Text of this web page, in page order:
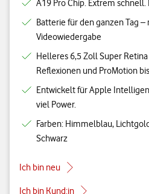
A19 Pro Chip. Extrem
Batterie für den ganzen Tag
Videowiedergabe
Helleres 6,5 Zoll Super
Reflexionen und ProMotion
Entwickelt für Apple
viel Power.
Farben: Himmelblau,
Schwarz
Ich bin neu
Ich bin Kund:in